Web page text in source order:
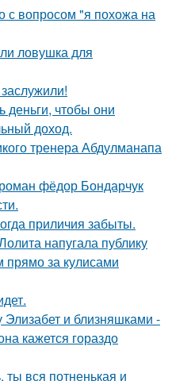
с вопросом "я похожа на
ловушка для
деньги, чтобы они
доход.
тренера Абдулманапа
фёдор Бондарчук
приличия забыты.
напугала публику
за кулисами
и близняшками -
кажется гораздо
ты вся потненькая и